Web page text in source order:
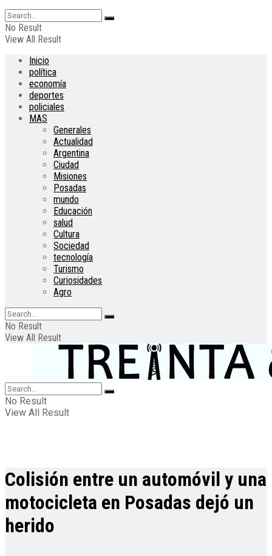
No Result
View All Result
Inicio
política
economía
deportes
policiales
MAS
Generales
Actualidad
Argentina
Ciudad
Misiones
Posadas
mundo
Educación
salud
Cultura
Sociedad
tecnología
Turismo
Curiosidades
Agro
No Result
View All Result
No Result
View All Result
Colisión entre un automóvil y una
motocicleta en Posadas dejó un
herido